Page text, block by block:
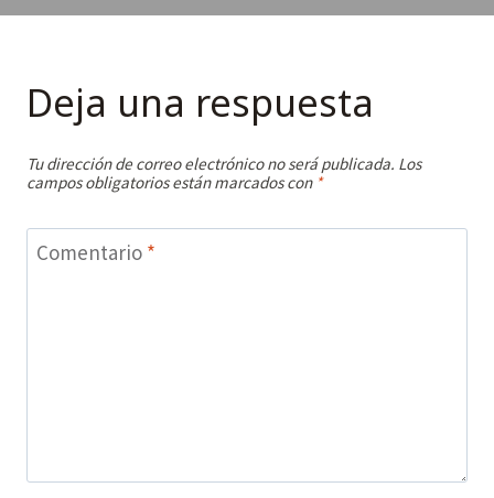
Deja una respuesta
Tu dirección de correo electrónico no será publicada. Los
campos obligatorios están marcados con *
Comentario *